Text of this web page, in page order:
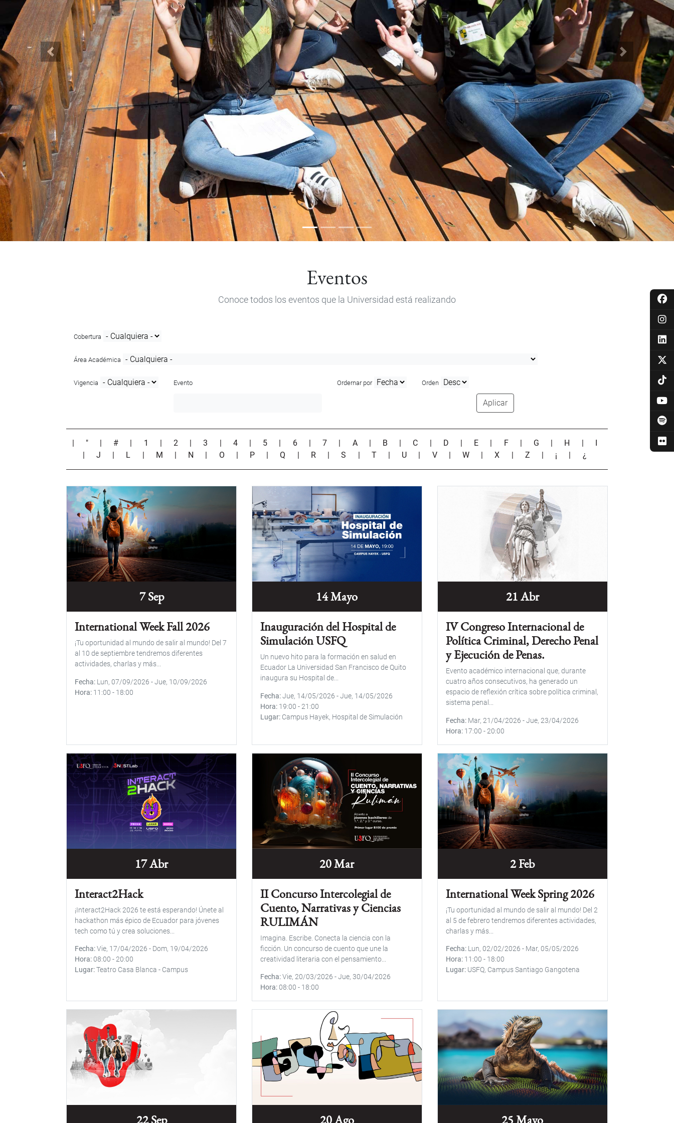
Anterior Siguiente
Eventos
Conoce todos los eventos que la Universidad está realizando
Cobertura
Área Académica
Vigencia Evento Ordernar por Orden
Aplicar
" # 1 2 |3 4 5 6 |7 A B C D E F G H
J L M N O P |Q R |S T U V W |X Z ¡ ¿
7 Sep
International Week Fall 2026
¡Tu oportunidad al mundo de salir al mundo! Del 7
al 10 de septiembre tendremos diferentes
actividades, charlas y más...
Fecha Lun, 07/09/2026 -Jue, 10/09/2026
Hora 11:00 - 18:00
14 Mayo
Inauguración del Hospital de
Simulación USFQ
Un nuevo hito para la formación en salud en
Ecuador La Universidad San Francisco de Quito
inaugura su Hospital de...
Fecha Jue, 14/05/2026 -Jue, 14/05/2026
Hora 19:00 - 21:00
Lugar Campus Hayek, Hospital de Simulación
21 Abr
IV Congreso Internacional de
Política Criminal, Derecho Penal
y Ejecución de Penas.
Evento académico internacional que, durante
cuatro años consecutivos, ha generado un
espacio de reflexión crítica sobre política criminal,
sistema penal...
Fecha Mar, 21/04/2026 -Jue, 23/04/2026
Hora 17:00 - 20:00
17 Abr
Interact2Hack
¡Interact2Hack 2026 te está esperando! Únete al
hackathon más épico de Ecuador para jóvenes
tech como tú y crea soluciones...
Fecha Vie, 17/04/2026 - Dom, 19/04/2026
Hora 08:00 - 20:00
Lugar Teatro Casa Blanca - Campus
20 Mar
II Concurso Intercolegial de
Cuento, Narrativas y Ciencias
RULIMÁN
Imagina. Escribe. Conecta la ciencia con la
ficción. Un concurso de cuento que une la
creatividad literaria con el pensamiento...
Fecha Vie, 20/03/2026 -Jue, 30/04/2026
Hora 08:00 - 18:00
2 Feb
International Week Spring 2026
¡Tu oportunidad al mundo de salir al mundo! Del 2
al 5 de febrero tendremos diferentes actividades,
charlas y más...
Fecha Lun, 02/02/2026 - Mar, 05/05/2026
Hora 11:00 - 18:00
Lugar USFQ, Campus Santiago Gangotena
22 Sep
20 Ago
25 Mayo